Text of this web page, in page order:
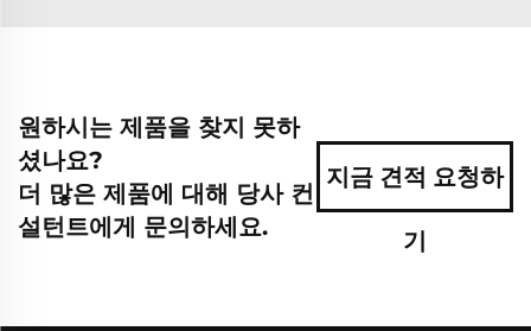
원하시는 제품을 찾지 못하
셨나요?
더 많은 제품에 대해 당사 컨
설턴트에게 문의하세요.
지금 견적 요청하
기